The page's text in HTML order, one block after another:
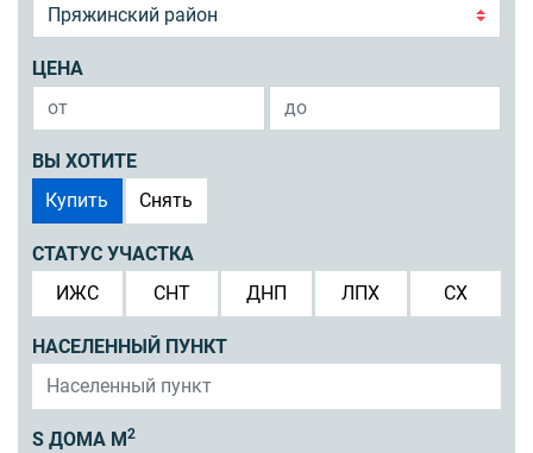
ЦЕНА
ВЫ ХОТИТЕ
Купить
Снять
СТАТУС УЧАСТКА
ИЖС
СНТ ДНП ЛПХ СХ
НАСЕЛЕННЫЙ ПУНКТ
S ДОМА М 2